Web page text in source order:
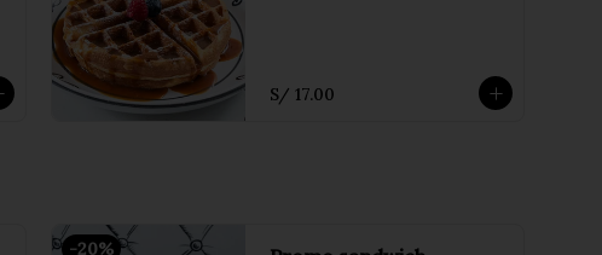
S/ 17.00
-20%